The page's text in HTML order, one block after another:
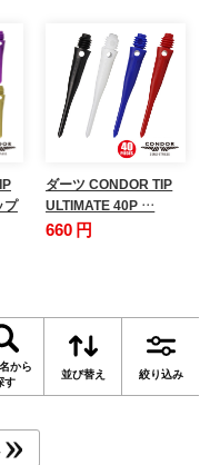
プ
ダーツ CONDOR TIP
ULTIMATE 40P …
660 円
から
す
並び替え 絞り込み